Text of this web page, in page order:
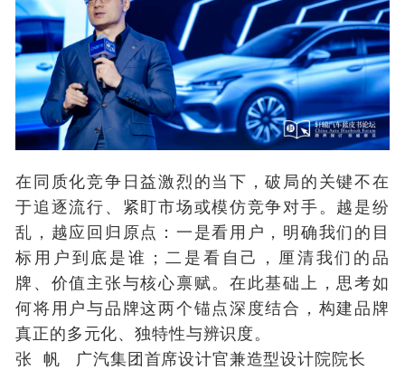
在同质化竞争日益激烈的当下，破局的关键不在
于追逐流行、紧盯市场或模仿竞争对手。越是纷
乱，越应回归原点：一是看用户，明确我们的目
标用户到底是谁；二是看自己，厘清我们的品
牌、价值主张与核心禀赋。在此基础上，思考如
何将用户与品牌这两个锚点深度结合，构建品牌
真正的多元化、独特性与辨识度。
张 帆 广汽集团首席设计官兼造型设计院院长